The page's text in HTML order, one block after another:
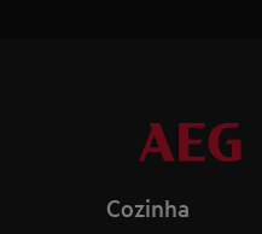
Cozinha